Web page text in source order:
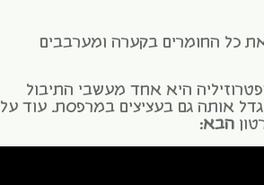
כל החומרים בקערה ומערבבים
היא אחד מעשבי התיבול
לגדל אותה גם בעציצים במרפסת. עוד על
הבא: